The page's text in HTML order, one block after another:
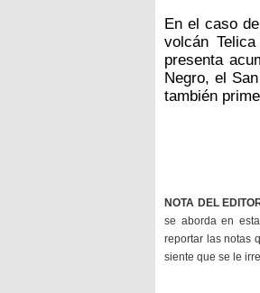
En el caso
volcán
presenta
Negro, el
también
NOTA DEL
se aborda en
reportar las notas
siente que se le